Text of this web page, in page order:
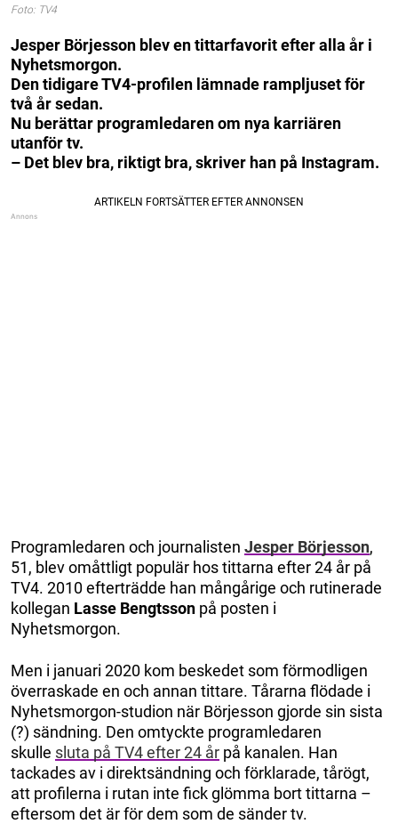
Foto: TV4
Jesper Börjesson blev en tittarfavorit efter alla år i
Nyhetsmorgon.
Den tidigare TV4-profilen lämnade rampljuset för
två år sedan.
Nu berättar programledaren om nya karriären
utanför tv.
– Det blev bra, riktigt bra, skriver han på Instagram.
Programledaren och journalisten Jesper Börjesson,
51, blev omåttligt populär hos tittarna efter 24 år på
TV4. 2010 efterträdde han mångårige och rutinerade
kollegan Lasse Bengtsson på posten i
Nyhetsmorgon.
Men i januari 2020 kom beskedet som förmodligen
överraskade en och annan tittare. Tårarna flödade i
Nyhetsmorgon-studion när Börjesson gjorde sin sista
(?) sändning. Den omtyckte programledaren
skulle sluta på TV4 efter 24 år på kanalen. Han
tackades av i direktsändning och förklarade, tårögt,
att profilerna i rutan inte fick glömma bort tittarna –
eftersom det är för dem som de sänder tv.